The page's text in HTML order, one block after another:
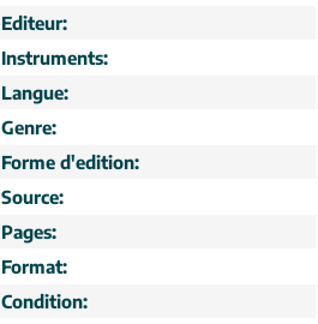
Editeur:
Instruments:
Langue:
Genre:
Forme d'edition:
Source:
Pages:
Format:
Condition: